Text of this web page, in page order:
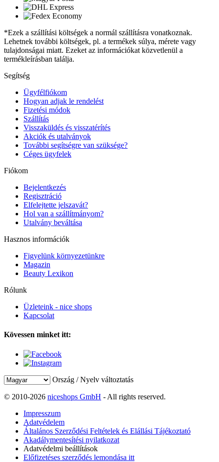
*Ezek a szállítási költségek a normál szállításra vonatkoznak.
Lehetnek további költségek, pl. a termékek súlya, mérete vagy
tulajdonságai miatt. Ezeket az információkat közvetlenül a
termékleírásban találja.
Segítség
Ügyfélfiókom
Hogyan adjak le rendelést
Fizetési módok
Szállítás
Visszaküldés és visszatérítés
Akciók és utalványok
További segítségre van szüksége?
Céges ügyfelek
Fiókom
Bejelentkezés
Regisztráció
Elfelejtette jelszavát?
Hol van a szállítmányom?
Utalvány beváltása
Hasznos információk
Figyelünk környezetünkre
Magazin
Beauty Lexikon
Rólunk
Üzleteink - nice shops
Kapcsolat
Kövessen minket itt:
Ország / Nyelv változtatás
© 2010-2026 niceshops GmbH - All rights reserved.
Impresszum
Adatvédelem
Általános Szerződési Feltételek és Elállási Tájékoztató
Akadálymentesítési nyilatkozat
Adatvédelmi beállítások
Előfizetéses szerződés lemondása itt